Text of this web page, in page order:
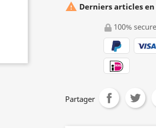
 Derniers articles
100%
Partager